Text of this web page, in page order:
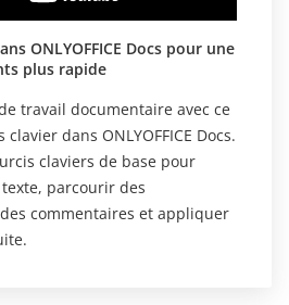
ONLYOFFICE Docs pour une
plus rapide
travail documentaire avec ce
dans ONLYOFFICE Docs.
claviers de base pour
parcourir des
commentaires et appliquer